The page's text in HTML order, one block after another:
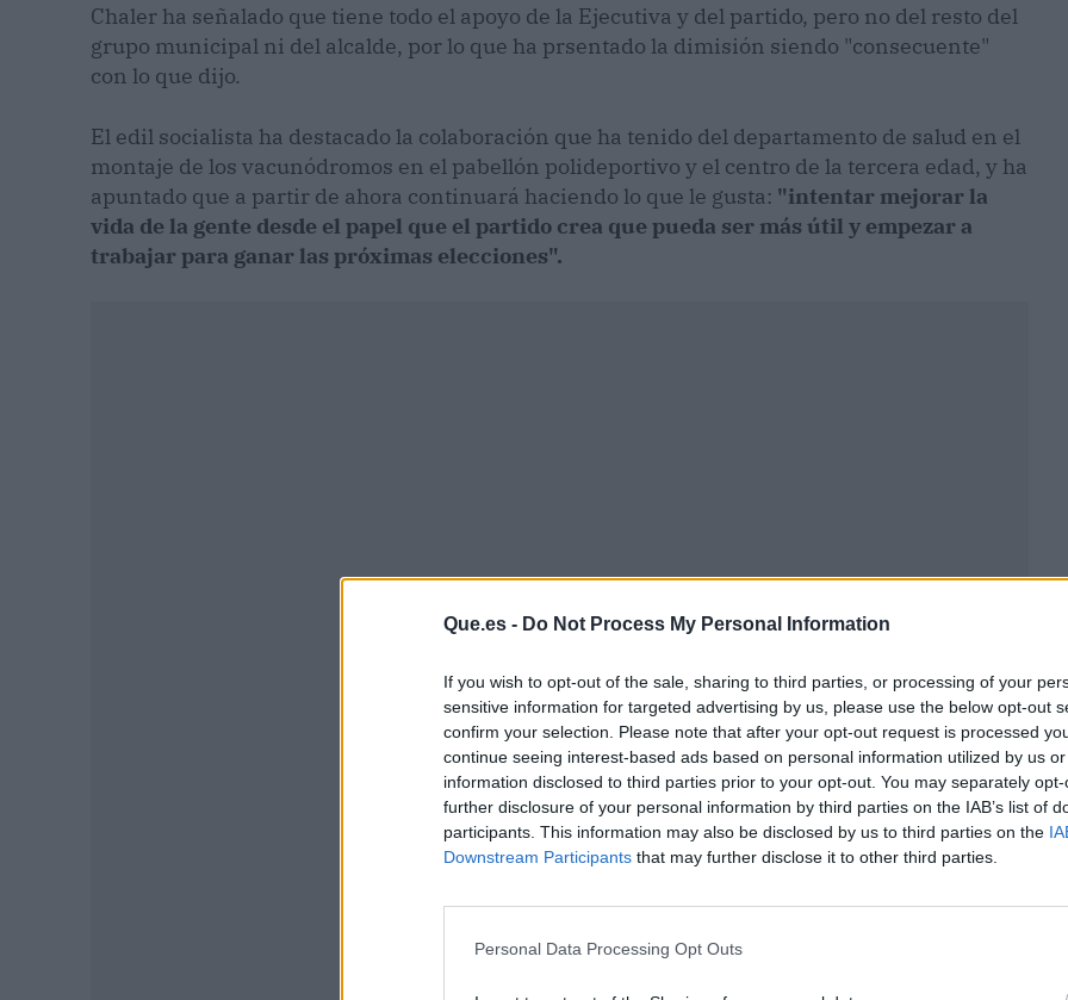
Que.es - Do Not Process My Personal Information
If you wish to opt-out of the sale, sharing to third parties, or processing of your
sensitive information for targeted advertising by us, please use the below opt-out
confirm your selection. Please note that after your opt-out request is processed
continue seeing interest-based ads based on personal information utilized by us
information disclosed to third parties prior to your opt-out. You may separately
further disclosure of your personal information by third parties on the IAB’s list of
participants. This information may also be disclosed by us to third parties on the
Downstream Participants that may further disclose it to other third parties.
Personal Data Processing Opt Outs
Chaler ha señalado que tiene todo el apoyo de la Ejecutiva y del partido, pero no del resto del
grupo municipal ni del alcalde, por lo que ha prsentado la dimisión siendo "consecuente"
con lo que dijo.
El edil socialista ha destacado la colaboración que ha tenido del departamento de salud en el
montaje de los vacunódromos en el pabellón polideportivo y el centro de la tercera edad, y ha
apuntado que a partir de ahora continuará haciendo lo que le gusta: "intentar mejorar la
vida de la gente desde el papel que el partido crea que pueda ser más útil y empezar a
trabajar para ganar las próximas elecciones".